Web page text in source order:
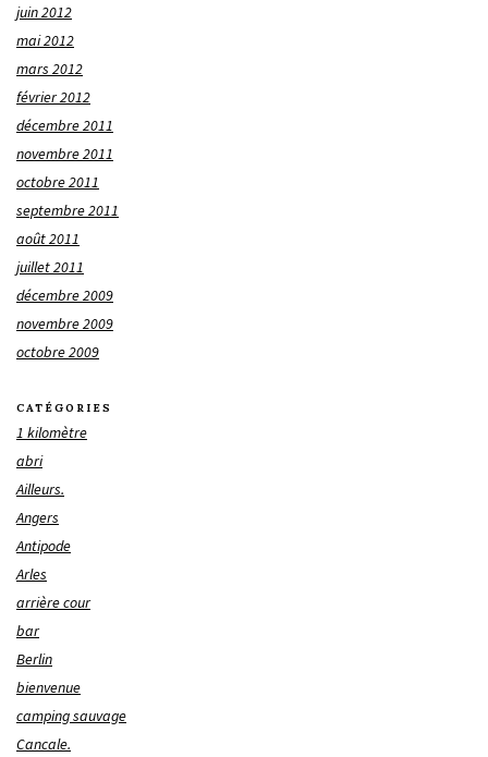
juin 2012
mai 2012
mars 2012
février 2012
décembre 2011
novembre 2011
octobre 2011
septembre 2011
août 2011
juillet 2011
décembre 2009
novembre 2009
octobre 2009
CATÉGORIES
1 kilomètre
abri
Ailleurs.
Angers
Antipode
Arles
arrière cour
bar
Berlin
bienvenue
camping sauvage
Cancale.